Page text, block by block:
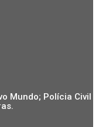
Mundo; Polícia Civil